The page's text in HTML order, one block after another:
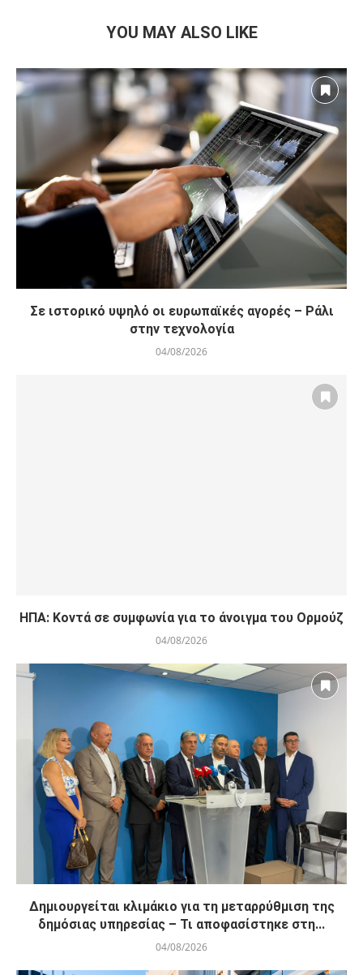
YOU MAY ALSO LIKE
Σε ιστορικό υψηλό οι ευρωπαϊκές αγορές – Ράλι
στην τεχνολογία
04/08/2026
ΗΠΑ: Κοντά σε συμφωνία για το άνοιγμα του Ορμούζ
04/08/2026
Δημιουργείται κλιμάκιο για τη μεταρρύθμιση της
δημόσιας υπηρεσίας – Τι αποφασίστηκε στη...
04/08/2026